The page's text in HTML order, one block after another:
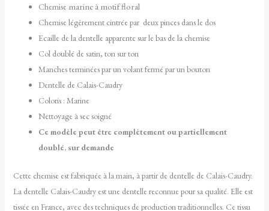
Chemise marine à motif floral
Chemise légèrement cintrée par deux pinces dans le dos
Ecaille de la dentelle apparente sur le bas de la chemise
Col doublé de satin, ton sur ton
Manches terminées par un volant fermé par un bouton
Dentelle de Calais-Caudry
Coloris : Marine
Nettoyage à sec soigné
Ce modèle peut être complètement ou partiellement
doublé, sur demande
Cette chemise est fabriquée à la main, à partir de dentelle de Calais-Caudry.
La dentelle Calais-Caudry est une dentelle reconnue pour sa qualité. Elle est
tissée en France, avec des techniques de production traditionnelles. Ce tissu